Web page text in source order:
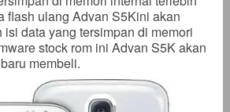
flash ulang Advan S5Kini akan
data yang tersimpan di memori
stock rom ini Advan S5K akan
membeli.